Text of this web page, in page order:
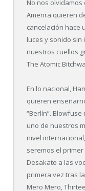
No nos
Amenra quieren
cancelación hace
luces y sonido
nuestros cuellos
The Atomic
En lo nacional,
quieren
“Berlín”.
uno de nuestros
nivel
seremos el
Desakato a las
primera vez tras
Mero Mero,